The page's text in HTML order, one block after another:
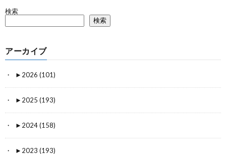
検索
検索
アーカイブ
► 2026 (101)
► 2025 (193)
► 2024 (158)
► 2023 (193)